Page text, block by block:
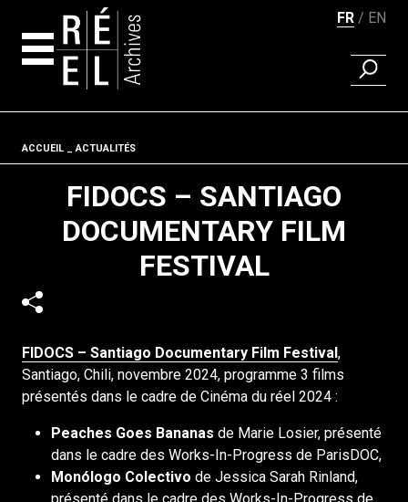
FR EN
Fil d'ariane
ACCUEIL ACTUALITÉS
FIDOCS – SANTIAGO
DOCUMENTARY FILM
FESTIVAL
FIDOCS – Santiago Documentary Film Festival,
Santiago, Chili, novembre 2024, programme 3 films
présentés dans le cadre de Cinéma du réel 2024 :
Peaches Goes Bananas de Marie Losier, présenté
dans le cadre des Works-In-Progress de ParisDOC,
Monólogo Colectivo de Jessica Sarah Rinland,